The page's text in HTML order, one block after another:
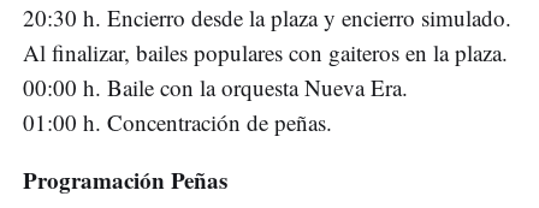
20:30 h. Encierro desde la plaza y encierro simulado.
Al finalizar, bailes populares con gaiteros en la plaza.
00:00 h. Baile con la orquesta Nueva Era.
01:00 h. Concentración de peñas.
Programación Peñas